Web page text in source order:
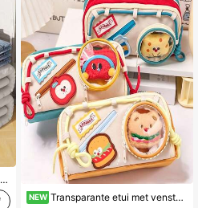
Extra grote opbergtas - Stevige tas met ritssluiting en handvat, geschikt voor verhuizen, opslag, reizen en kamperen, ruimtebesparende opbergtas
NEW Transparante etui met venster voor poppen, opbergtas voor studentenartikelen met groot vak, kan poppen en badges tonen. Opbergtas voor studentenartikelen met groot vak en klittenband DIY